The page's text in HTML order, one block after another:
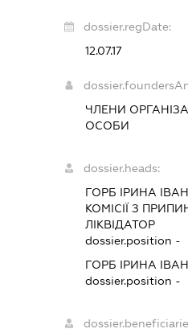
dossier.regDate:
12.07.17
ЧЛЕНИ
ОСОБИ
dossier.heads:
ГОРБ ІРИНА
КОМІСІЇ З
ЛІКВІДАТОР
dossier.position -
ГОРБ ІРИНА
dossier.position -